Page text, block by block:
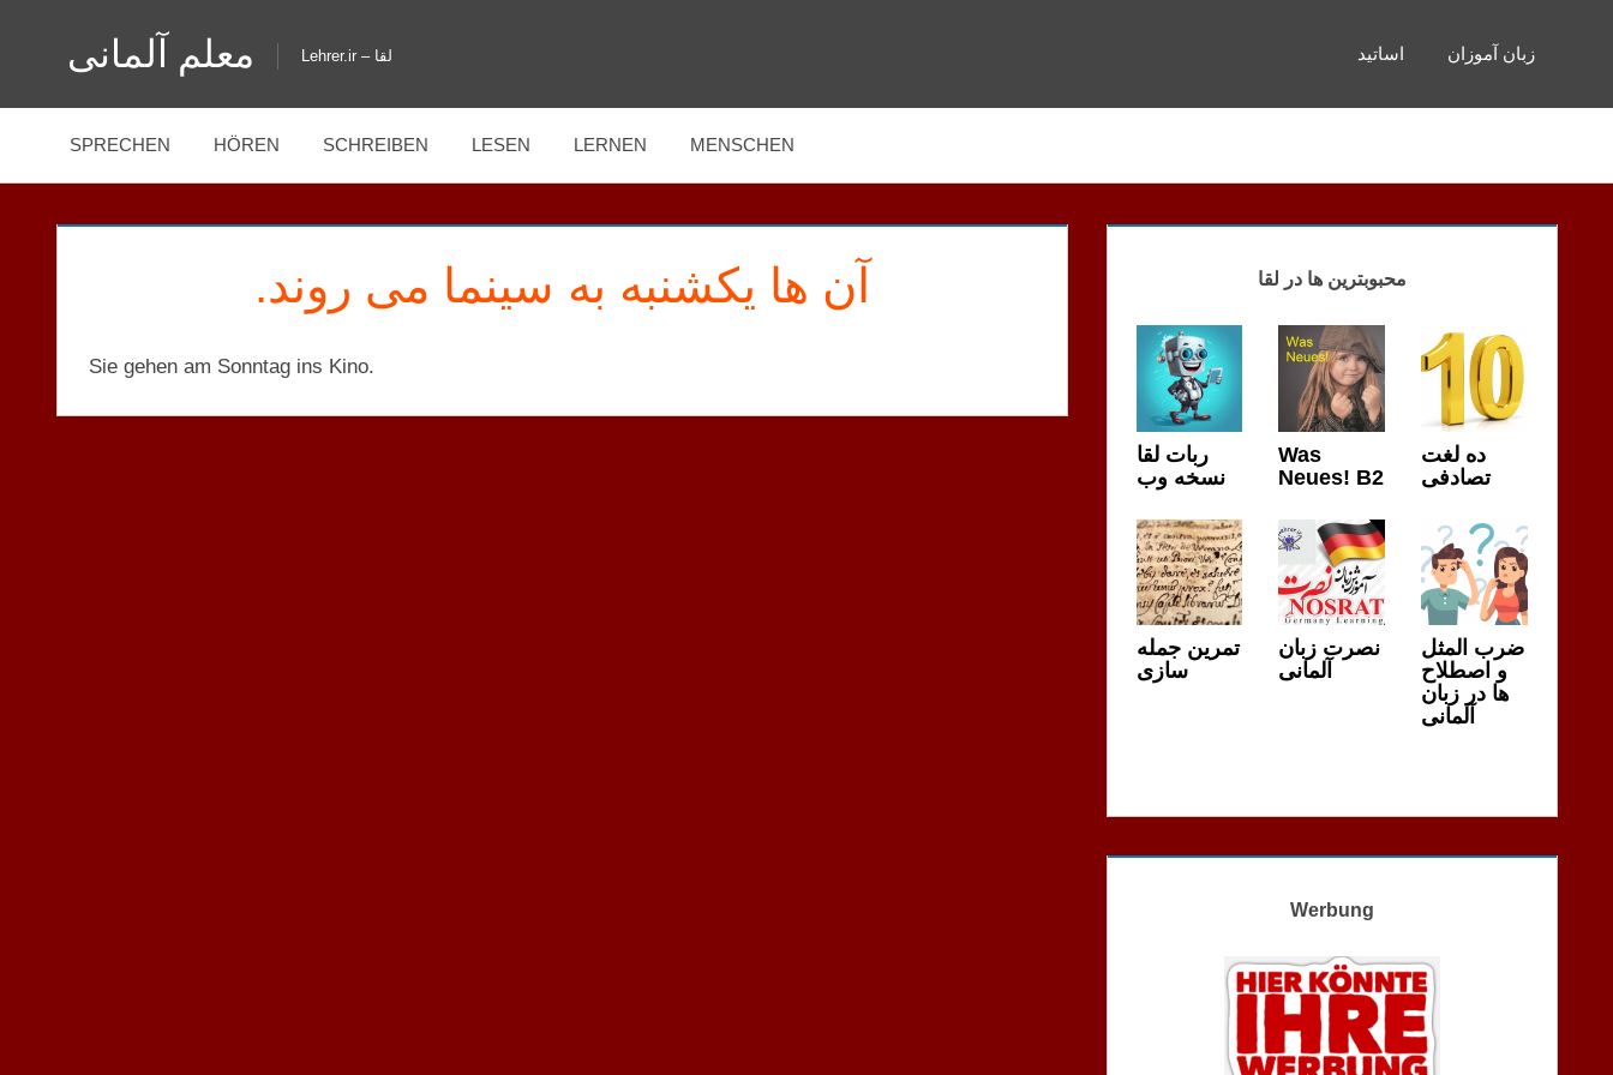
معلم آلمانی Lehrer.ir – لقا اساتید زبان آموزان
SPRECHEN HÖREN SCHREIBEN LESEN LERNEN MENSCHEN
آن ها یکشنبه به سینما می روند.
Sie gehen am Sonntag ins Kino.
محبوبترین ها در لقا
ربات لقا
نسخه وب
Was
Neues! B2
ده لغت
تصادفی
تمرین جمله
سازی
نصرت زبان
آلمانی
ضرب المثل
و اصطلاح
ها در زبان
آلمانی
Werbung